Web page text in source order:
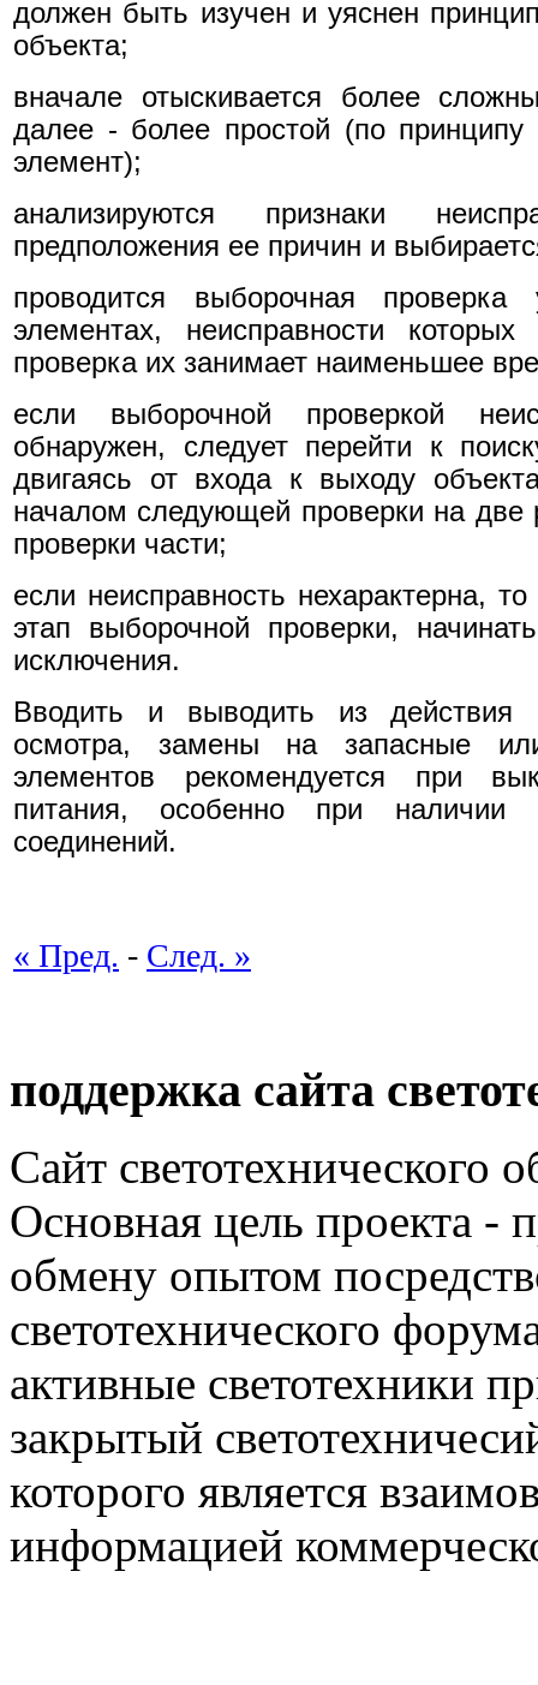
должен быть изучен и уяснен
объекта;
вначале отыскивается более
далее - более простой (по
элемент);
анализируются признаки
предположения ее причин и
проводится выборочная проверка
элементах, неисправности
проверка их занимает наименьшее
если выборочной проверкой
обнаружен, следует перейти к
двигаясь от входа к выходу
началом следующей проверки на две
проверки части;
если неисправность нехарактерна,
этап выборочной проверки,
исключения.
Вводить и выводить из
осмотра, замены на запасные
элементов рекомендуется при
питания, особенно при наличии
соединений.
« Пред. - След. »
поддержка сайта
Сайт светотехнического
Основная цель проекта -
обмену опытом
светотехнического
активные светотехники
закрытый
которого является
информацией